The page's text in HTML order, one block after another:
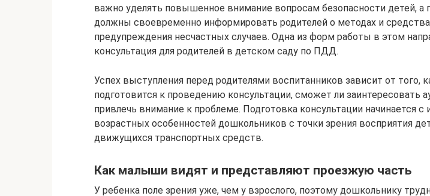
важно уделять повышенное внимание вопросам безопасности детей, а
должны своевременно информировать родителей о методах и
предупреждения несчастных случаев. Одна из форм работы в этом
консультация для родителей в детском саду по ПДД.
Успех выступления перед родителями воспитанников зависит от того,
подготовится к проведению консультации, сможет ли заинтересовать
привлечь внимание к проблеме. Подготовка консультации начинается с
возрастных особенностей дошкольников с точки зрения восприятия
движущихся транспортных средств.
Как малыши видят и представляют проезжую часть
У ребенка поле зрения уже, чем у взрослого, поэтому дошкольнику